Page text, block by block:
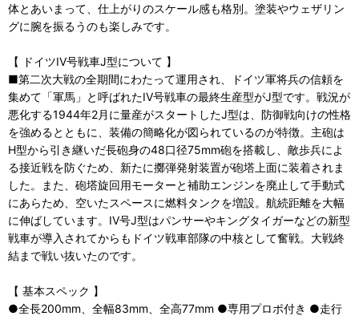
体とあいまって、仕上がりのスケール感も格別。塗装やウェザリン
グに腕を振るうのも楽しみです。
【 ドイツIV号戦車J型について 】
■第二次大戦の全期間にわたって運用され、ドイツ軍将兵の信頼を
集めて「軍馬」と呼ばれたIV号戦車の最終生産型がJ型です。戦況が
悪化する1944年2月に量産がスタートしたJ型は、防御戦向けの性格
を強めるとともに、装備の簡略化が図られているのが特徴。主砲は
H型から引き継いだ長砲身の48口径75mm砲を搭載し、敵歩兵によ
る接近戦を防ぐため、新たに擲弾発射装置が砲塔上面に装着されま
した。また、砲塔旋回用モーターと補助エンジンを廃止して手動式
にあらため、空いたスペースに燃料タンクを増設。航続距離を大幅
に伸ばしています。IV号J型はパンサーやキングタイガーなどの新型
戦車が導入されてからもドイツ戦車部隊の中核として奮戦。大戦終
結まで戦い抜いたのです。
【 基本スペック 】
●全長200mm、全幅83mm、全高77mm ●専用プロポ付き ●走行